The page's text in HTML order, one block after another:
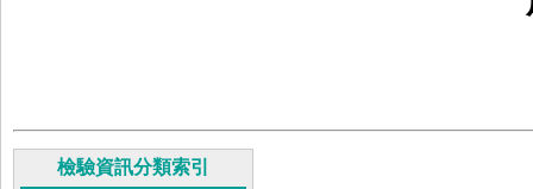
檢驗資訊分類索引